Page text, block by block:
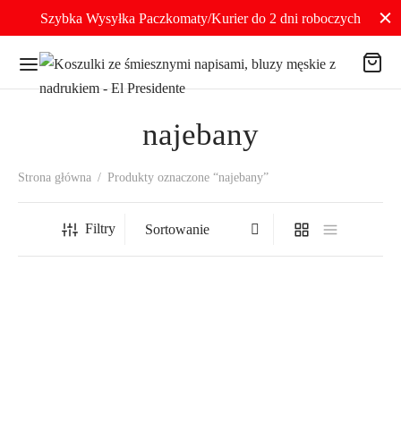
Szybka Wysyłka Paczkomaty/Kurier do 2 dni roboczych
najebany
Strona główna / Produkty oznaczone “najebany”
Filtry